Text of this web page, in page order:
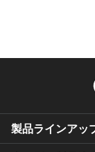
製品ラインアッ